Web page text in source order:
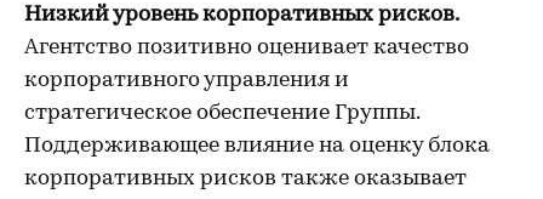
Низкий уровень корпоративных рисков.
Агентство позитивно оценивает качество
корпоративного управления и
стратегическое обеспечение Группы.
Поддерживающее влияние на оценку блока
корпоративных рисков также оказывает